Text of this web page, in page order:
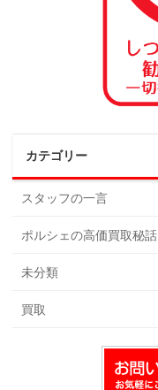
カテゴリー
スタッフの一言
ポルシェの高価買取秘話
未分類
買取